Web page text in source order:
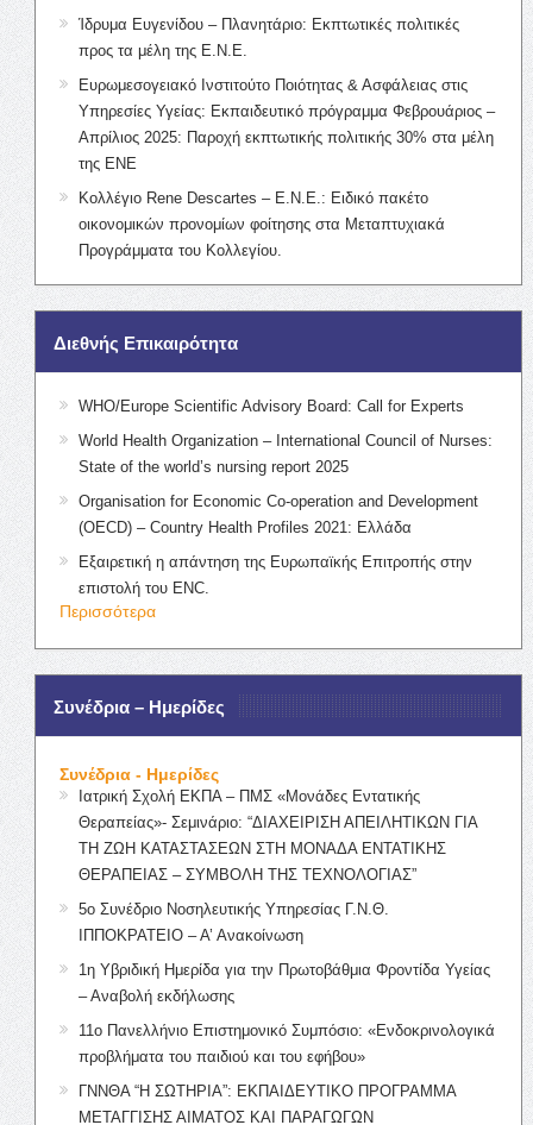
Ίδρυμα Ευγενίδου – Πλανητάριο: Εκπτωτικές πολιτικές
προς τα μέλη της Ε.Ν.Ε.
Ευρωμεσογειακό Ινστιτούτο Ποιότητας & Ασφάλειας στις
Υπηρεσίες Υγείας: Εκπαιδευτικό πρόγραμμα Φεβρουάριος –
Απρίλιος 2025: Παροχή εκπτωτικής πολιτικής 30% στα μέλη
της ΕΝΕ
Κολλέγιο Rene Descartes – Ε.Ν.Ε.: Ειδικό πακέτο
οικονομικών προνομίων φοίτησης στα Μεταπτυχιακά
Προγράμματα του Κολλεγίου.
Διεθνής Επικαιρότητα
WHO/Europe Scientific Advisory Board: Call for Experts
World Health Organization – International Council of Nurses:
State of the world’s nursing report 2025
Organisation for Economic Co-operation and Development
(OECD) – Country Health Profiles 2021: Ελλάδα
Εξαιρετική η απάντηση της Ευρωπαϊκής Επιτροπής στην
επιστολή του ENC.
Περισσότερα
Συνέδρια – Ημερίδες
Συνέδρια - Ημερίδες
Ιατρική Σχολή ΕΚΠΑ – ΠΜΣ «Μονάδες Εντατικής
Θεραπείας»- Σεμινάριο: “ΔΙΑΧΕΙΡΙΣΗ ΑΠΕΙΛΗΤΙΚΩΝ ΓΙΑ
ΤΗ ΖΩΗ ΚΑΤΑΣΤΑΣΕΩΝ ΣΤΗ ΜΟΝΑΔΑ ΕΝΤΑΤΙΚΗΣ
ΘΕΡΑΠΕΙΑΣ – ΣΥΜΒΟΛΗ ΤΗΣ ΤΕΧΝΟΛΟΓΙΑΣ”
5ο Συνέδριο Νοσηλευτικής Υπηρεσίας Γ.Ν.Θ.
ΙΠΠΟΚΡΑΤΕΙΟ – Α’ Ανακοίνωση
1η Υβριδική Ημερίδα για την Πρωτοβάθμια Φροντίδα Υγείας
– Αναβολή εκδήλωσης
11ο Πανελλήνιο Επιστημονικό Συμπόσιο: «Ενδοκρινολογικά
προβλήματα του παιδιού και του εφήβου»
ΓΝΝΘΑ “Η ΣΩΤΗΡΙΑ”: ΕΚΠΑΙΔΕΥΤΙΚΟ ΠΡΟΓΡΑΜΜΑ
ΜΕΤΑΓΓΙΣΗΣ ΑΙΜΑΤΟΣ ΚΑΙ ΠΑΡΑΓΩΓΩΝ